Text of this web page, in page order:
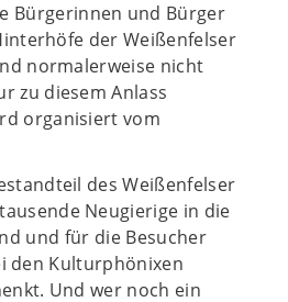
Bürgerinnen und Bürger
der Weißenfelser
normalerweise nicht
zu diesem Anlass
organisiert vom
des Weißenfelser
Neugierige in die
und für die Besucher
den Kulturphönixen
Und wer noch ein